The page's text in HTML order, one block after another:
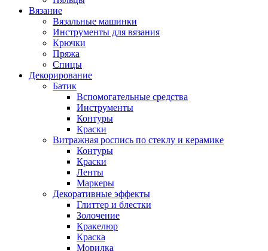
Вязание
Вязальные машинки
Инструменты для вязания
Крючки
Пряжа
Спицы
Декорирование
Батик
Вспомогательные средства
Инструменты
Контуры
Краски
Витражная роспись по стеклу и керамике
Контуры
Краски
Ленты
Маркеры
Декоративные эффекты
Глиттер и блестки
Золочение
Кракелюр
Краска
Морилка